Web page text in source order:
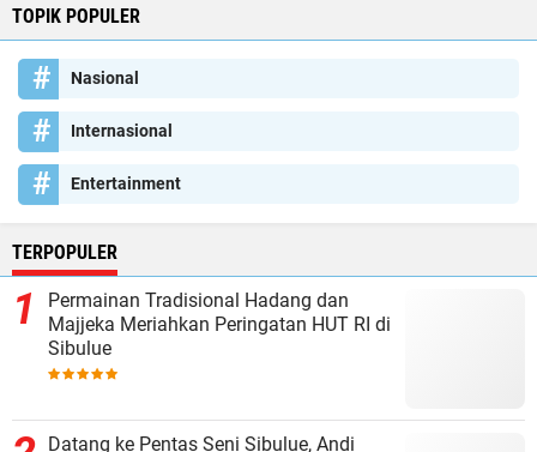
TOPIK POPULER
Nasional
Internasional
Entertainment
TERPOPULER
Permainan Tradisional Hadang dan
Majjeka Meriahkan Peringatan HUT RI di
Sibulue
Datang ke Pentas Seni Sibulue, Andi